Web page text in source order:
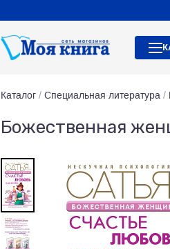
Каталог / Специальная литература /
Божественная